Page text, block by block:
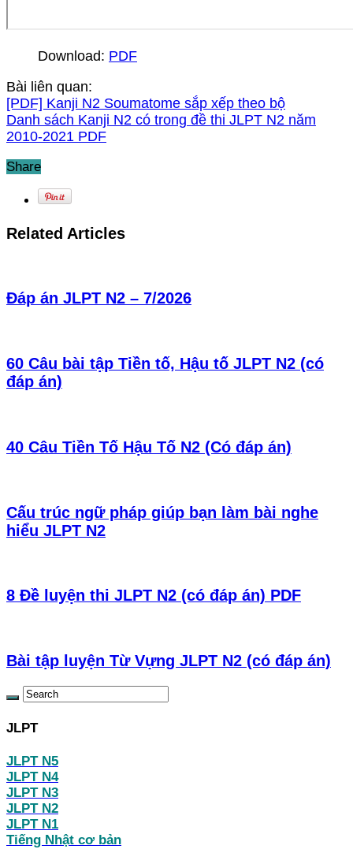
Download: PDF
Bài liên quan:
[PDF] Kanji N2 Soumatome sắp xếp theo bộ
Danh sách Kanji N2 có trong đề thi JLPT N2 năm
2010-2021 PDF
Share
Related Articles
Đáp án JLPT N2 – 7/2026
60 Câu bài tập Tiền tố, Hậu tố JLPT N2 (có
đáp án)
40 Câu Tiền Tố Hậu Tố N2 (Có đáp án)
Cấu trúc ngữ pháp giúp bạn làm bài nghe
hiểu JLPT N2
8 Đề luyện thi JLPT N2 (có đáp án) PDF
Bài tập luyện Từ Vựng JLPT N2 (có đáp án)
JLPT
JLPT N5
JLPT N4
JLPT N3
JLPT N2
JLPT N1
Tiếng Nhật cơ bản